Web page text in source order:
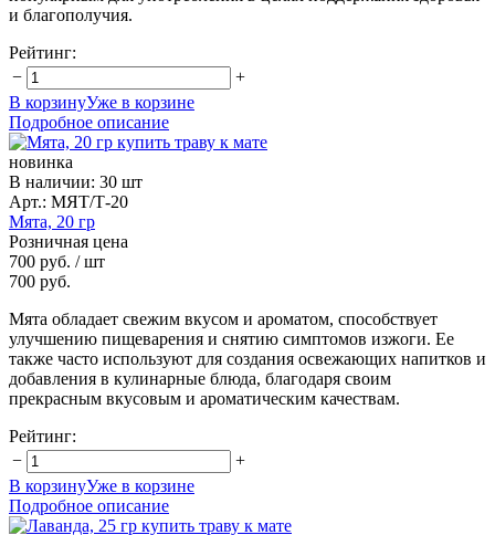
и благополучия.
Рейтинг:
−
+
В корзинуУже в корзине
Подробное описание
новинка
В наличии: 30 шт
Арт.: МЯТ/Т-20
Мята, 20 гр
Розничная цена
700 руб. / шт
700 руб.
Мята обладает свежим вкусом и ароматом, способствует
улучшению пищеварения и снятию симптомов изжоги. Ее
также часто используют для создания освежающих напитков и
добавления в кулинарные блюда, благодаря своим
прекрасным вкусовым и ароматическим качествам.
Рейтинг:
−
+
В корзинуУже в корзине
Подробное описание